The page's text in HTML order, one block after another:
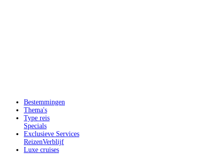
Bestemmingen
Thema's
Type reis
Specials
Exclusieve Services
ReizenVerblijf
Luxe cruises